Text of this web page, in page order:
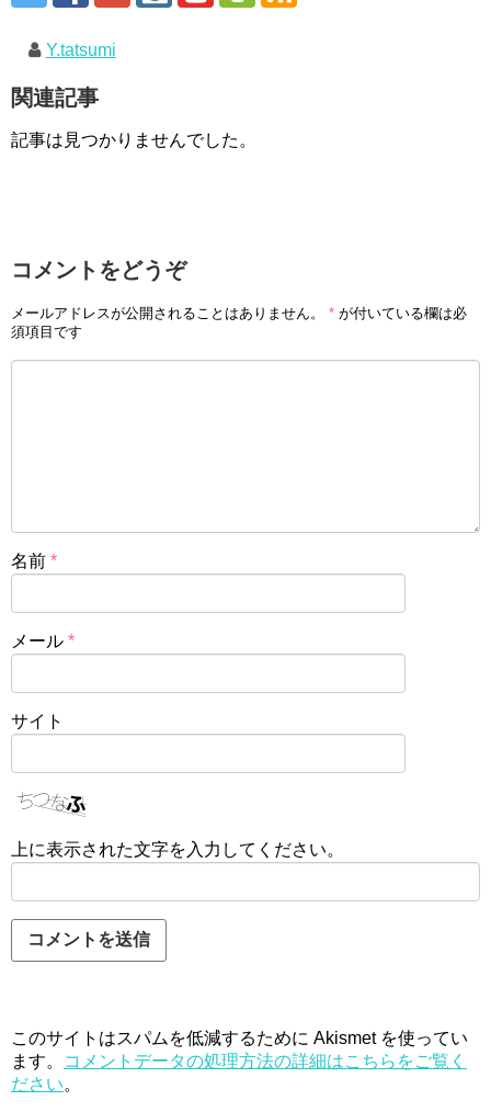
Y.tatsumi
関連記事
記事は見つかりませんでした。
コメントをどうぞ
メールアドレスが公開されることはありません。 * が付いている欄は必
須項目です
名前 *
メール *
サイト
上に表示された文字を入力してください。
このサイトはスパムを低減するために Akismet を使ってい
ます。
コメントデータの処理方法の詳細はこちらをご覧く
ださい。